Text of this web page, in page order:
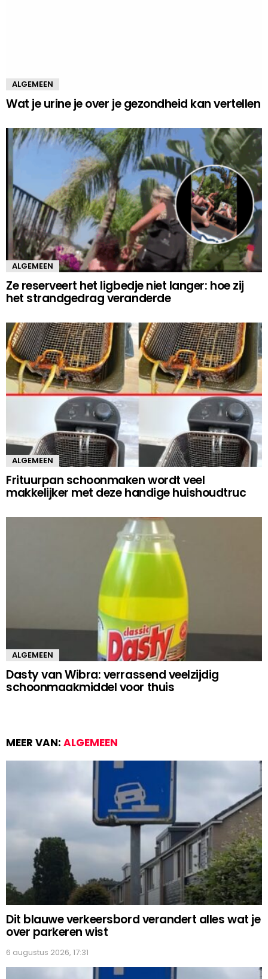
ALGEMEEN
Wat je urine je over je gezondheid kan vertellen
ALGEMEEN
Ze reserveert het ligbedje niet langer: hoe zij
het strandgedrag veranderde
ALGEMEEN
Frituurpan schoonmaken wordt veel
makkelijker met deze handige huishoudtruc
ALGEMEEN
Dasty van Wibra: verrassend veelzijdig
schoonmaakmiddel voor thuis
MEER VAN: ALGEMEEN
Dit blauwe verkeersbord verandert alles wat je
over parkeren wist
6 augustus 2026, 17:31